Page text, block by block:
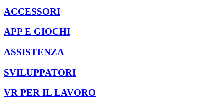
ACCESSORI
APP E GIOCHI
ASSISTENZA
SVILUPPATORI
VR PER IL LAVORO